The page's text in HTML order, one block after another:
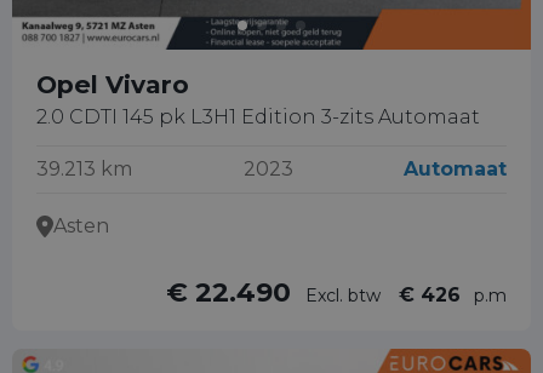
Opel Vivaro
2.0 CDTI 145 pk L3H1 Edition 3-zits Automaat
39.213 km 2023 Automaat
Asten
€ 22.490 Excl. btw € 426 p.m